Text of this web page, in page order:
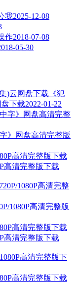
我2025-12-08
作2018-07-08
05-30
《犯
下载2022-01-22
》网盘高清完整版
高清完整版下载
1080P高清完整版
高清完整版下载
高清完整版下载